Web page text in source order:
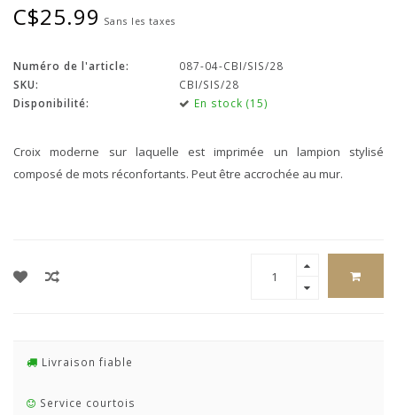
C$25.99 Sans les taxes
Numéro de l'article:
087-04-CBI/SIS/28
SKU:
CBI/SIS/28
Disponibilité:
En stock (15)
Croix moderne sur laquelle est imprimée un lampion stylisé
composé de mots réconfortants. Peut être accrochée au mur.
Livraison fiable
Service courtois